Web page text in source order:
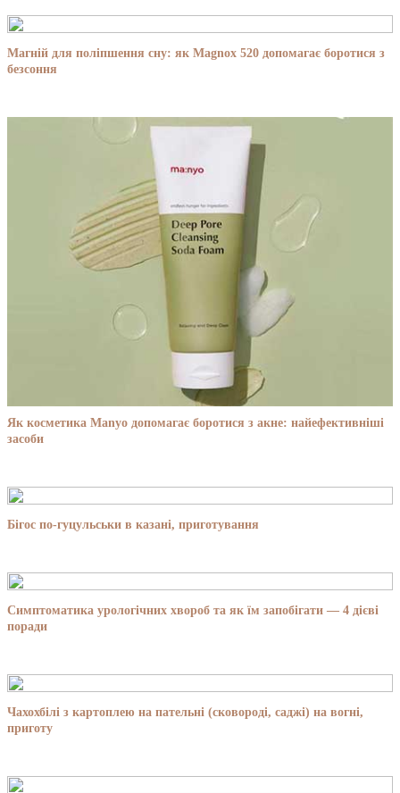
Магній для поліпшення сну: як Magnox 520 допомагає боротися з
безсоння
Як косметика Manyo допомагає боротися з акне: найефективніші
засоби
Бігос по-гуцульськи в казані, приготування
Симптоматика урологічних хвороб та як їм запобігати — 4 дієві
поради
Чахохбілі з картоплею на пательні (сковороді, саджі) на вогні,
приготу